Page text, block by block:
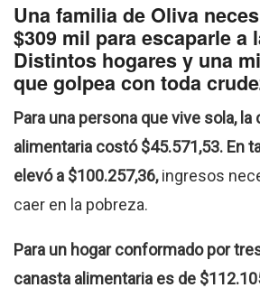
Una familia de Oliva
$309 mil para escaparle a
Distintos hogares y una
que golpea con toda
Para una persona que vive sola, la
alimentaria costó $45.571,53. En
elevó a $100.257,36,ingresos
caer en la pobreza.
Para un hogar conformado por
canasta alimentaria es de